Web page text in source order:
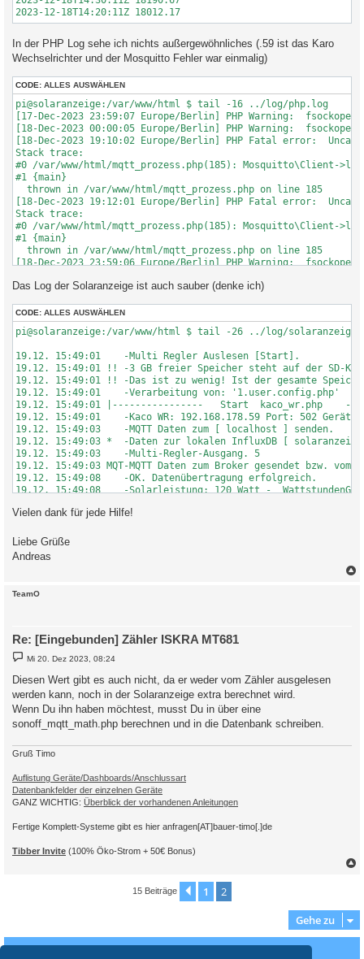
In der PHP Log sehe ich nichts außergewöhnliches (.59 ist das Karo
Wechselrichter und der Mosquitto Fehler war einmalig)
CODE: ALLES AUSWÄHLEN
pi@solaranzeige:/var/www/html $ tail -16 ../log/php.log
[17-Dec-2023 23:59:07 Europe/Berlin] PHP Warning:
[18-Dec-2023 00:00:05 Europe/Berlin] PHP Warning:
[18-Dec-2023 19:10:02 Europe/Berlin] PHP Fatal error:
Stack trace:
#0 /var/www/html/mqtt_prozess.php(185): Mosquitto\Client-
#1 {main}
  thrown in /var/www/html/mqtt_prozess.php on line 185
[18-Dec-2023 19:12:01 Europe/Berlin] PHP Fatal error:
Stack trace:
#0 /var/www/html/mqtt_prozess.php(185): Mosquitto\Client-
#1 {main}
  thrown in /var/www/html/mqtt_prozess.php on line 185
[18-Dec-2023 23:59:06 Europe/Berlin] PHP Warning:
[19-Dec-2023 00:01:05 Europe/Berlin] PHP Warning:
Das Log der Solaranzeige ist auch sauber (denke ich)
CODE: ALLES AUSWÄHLEN
pi@solaranzeige:/var/www/html $ tail -26 ../log/
19.12. 15:49:01    -Multi Regler Auslesen [Start].
19.12. 15:49:01 !! -3 GB freier Speicher steht auf der SD-
19.12. 15:49:01 !! -Das ist zu wenig! Ist der gesamte
19.12. 15:49:01    -Verarbeitung von: '1.user.config.php'
19.12. 15:49:01 |----------------   Start  kaco_wr.php
19.12. 15:49:01    -Kaco WR: 192.168.178.59 Port: 502
19.12. 15:49:03    -MQTT Daten zum [ localhost ] senden.
19.12. 15:49:03 *  -Daten zur lokalen InfluxDB [
19.12. 15:49:03    -Multi-Regler-Ausgang. 5
19.12. 15:49:03 MQT-MQTT Daten zum Broker gesendet bzw.
19.12. 15:49:08    -OK. Datenübertragung erfolgreich.
19.12. 15:49:08    -Solarleistung: 120 Watt -
19.12. 15:49:09    -Verarbeitung von: '3.user.config.php'
19.12. 15:49:09 +  -Die Daten werden ausgelesen...
19.12. 15:49:09    -Es handelt sich um ein Sonoff Basic
19.12. 15:49:09    -MQTT Daten zum [ localhost ] senden.
19.12. 15:49:09 *  -Daten zur lokalen InfluxDB [
19.12. 15:49:09 MQT-MQTT Daten zum Broker gesendet bzw.
19.12. 15:49:20    -Multi Regler Auslesen [Stop].
Vielen dank für jede Hilfe!
Liebe Grüße
Andreas
TeamO
Re: [Eingebunden] Zähler ISKRA MT681
B
e
t
r
g
Mi 20. Dez 2023, 08:24
Diesen Wert gibt es auch nicht, da er weder vom Zähler ausgelesen
werden kann, noch in der Solaranzeige extra berechnet wird.
Wenn Du ihn haben möchtest, musst Du in über eine
sonoff_mqtt_math.php berechnen und in die Datenbank schreiben.
Gruß Timo
Auflistung Geräte/Dashboards/Anschlussart
Datenbankfelder der einzelnen Geräte
GANZ WICHTIG: Überblick der vorhandenen Anleitungen
Fertige Komplett-Systeme gibt es hier anfragen[AT]bauer-timo[.]de
Tibber Invite (100% Öko-Strom + 50€ Bonus)
o
e
15 Beiträge Vorherige
1
2
Gehe zu